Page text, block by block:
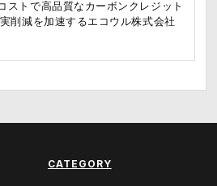
ストで高品質なカーボンクレジット
削減を加速するエコウル株式会社
CATEGORY